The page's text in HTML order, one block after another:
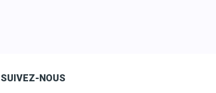
SUIVEZ-NOUS